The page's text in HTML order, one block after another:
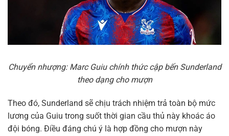
Chuyển nhượng: Marc Guiu chính thức cập bến Sunderland
theo dạng cho mượn
Theo đó, Sunderland sẽ chịu trách nhiệm trả toàn bộ mức
lương của Guiu trong suốt thời gian cầu thủ này khoác áo
đội bóng. Điều đáng chú ý là hợp đồng cho mượn này